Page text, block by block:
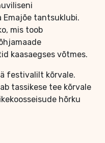
Emajõe tantsuklubi.
mis toob
kaasaegses võtmes.
festivalilt kõrvale.
tassikese tee kõrvale
hõrku